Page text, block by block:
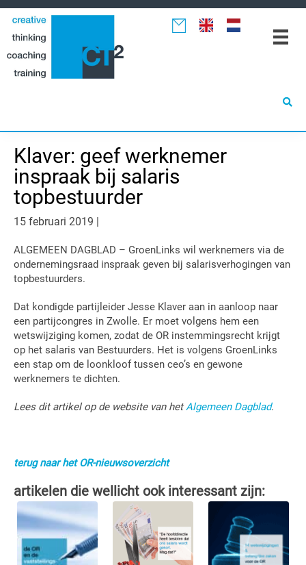
Spring
naar
hoofdnavigatie
Door
naar
Spring
naar
eerste
Klaver: geef werknemer
inspraak bij salaris
topbestuurder
15 februari 2019
ALGEMEEN DAGBLAD – GroenLinks wil werknemers via de
ondernemingsraad inspraak geven bij salarisverhogingen van
topbestuurders.
Dat kondigde partijleider Jesse Klaver aan in aanloop naar
een partijcongres in Zwolle. Er moet volgens hem een
wetswijziging komen, zodat de OR instemmingsrecht krijgt
op het salaris van Bestuurders. Het is volgens GroenLinks
een stap om de loonkloof tussen ceo’s en gewone
werknemers te dichten.
Lees dit artikel op de website van hetAlgemeen Dagblad.
terug naar het OR-nieuwsoverzicht
artikelen die wellicht ook interessant zijn: